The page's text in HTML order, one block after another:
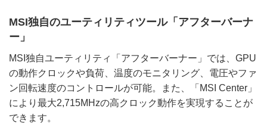
MSI独自のユーティリティツール「アフターバーナ
ー」
MSI独自ユーティリティ「アフターバーナー」では、GPU
の動作クロックや負荷、温度のモニタリング、電圧やファ
ン回転速度のコントロールが可能。また、「MSI Center」
により最大2,715MHzの高クロック動作を実現することが
できます。